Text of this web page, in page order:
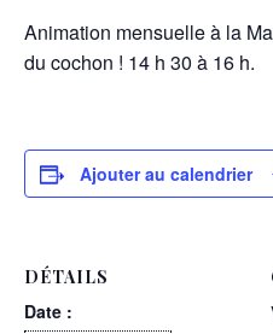
Animation mensuelle à la
du cochon ! 14 h 30 à 16 h.
Ajouter au calendrier
DÉTAILS
Date :